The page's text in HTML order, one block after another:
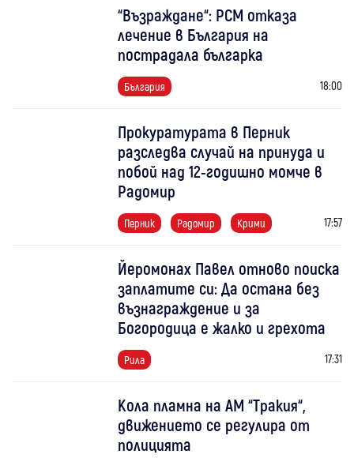
“Възраждане“: РСМ отказа
лечение в България на
пострадала българка
България 18:00
Прокуратурата в Перник
разследва случай на принуда и
побой над 12-годишно момче в
Радомир
Перник Радомир Крими 17:57
Йеромонах Павел отново поиска
заплатите си: Да остана без
възнаграждение и за
Богородица е жалко и грехота
Рила 17:31
Кола пламна на АМ “Тракия“,
движението се регулира от
полицията